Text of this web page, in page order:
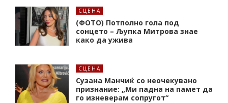
СЦЕНА
(ФОТО) Потполно гола под
сонцето – Љупка Митрова знае
како да ужива
СЦЕНА
Сузана Манчиќ со неочекувано
признание: „Ми падна на памет да
го изневерам сопругот“